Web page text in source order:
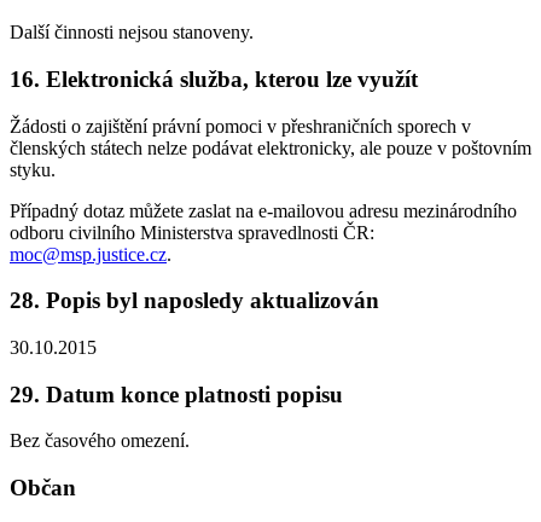
Další činnosti nejsou stanoveny.
16. Elektronická služba, kterou lze využít
Žádosti o zajištění právní pomoci v přeshraničních sporech v
členských státech nelze podávat elektronicky, ale pouze v poštovním
styku.
Případný dotaz můžete zaslat na e-mailovou adresu mezinárodního
odboru civilního Ministerstva spravedlnosti ČR:
moc@msp.justice.cz.
28. Popis byl naposledy aktualizován
30.10.2015
29. Datum konce platnosti popisu
Bez časového omezení.
Občan